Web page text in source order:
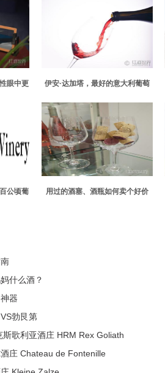
眼中更
伊安·达加塔，最好的意大利葡萄
公顷葡
用过的酒塞、酒瓶如何卖个好价
什么酒？
器
勃艮第
歌利亚酒庄 HRM Rex Goliath
庄 Chateau de Fontenille